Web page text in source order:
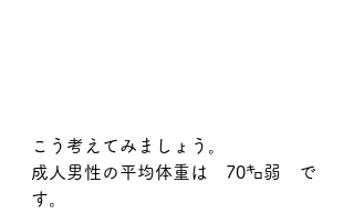
こう考えてみましょう。
成人男性の平均体重は　70㌔弱　で
す。